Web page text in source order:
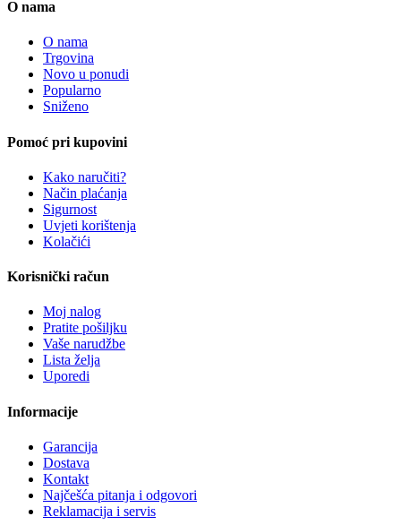
O nama
O nama
Trgovina
Novo u ponudi
Popularno
Sniženo
Pomoć pri kupovini
Kako naručiti?
Način plaćanja
Sigurnost
Uvjeti korištenja
Kolačići
Korisnički račun
Moj nalog
Pratite pošiljku
Vaše narudžbe
Lista želja
Uporedi
Informacije
Garancija
Dostava
Kontakt
Najčešća pitanja i odgovori
Reklamacija i servis